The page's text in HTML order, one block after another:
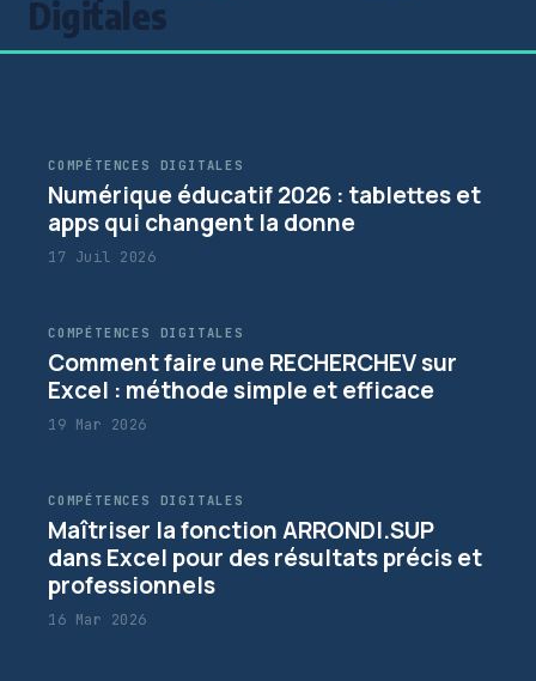
Digitales
COMPÉTENCES DIGITALES
Numérique éducatif 2026 : tablettes et
apps qui changent la donne
17 Juil 2026
COMPÉTENCES DIGITALES
Comment faire une RECHERCHEV sur
Excel : méthode simple et efficace
19 Mar 2026
COMPÉTENCES DIGITALES
Maîtriser la fonction ARRONDI.SUP
dans Excel pour des résultats précis et
professionnels
16 Mar 2026